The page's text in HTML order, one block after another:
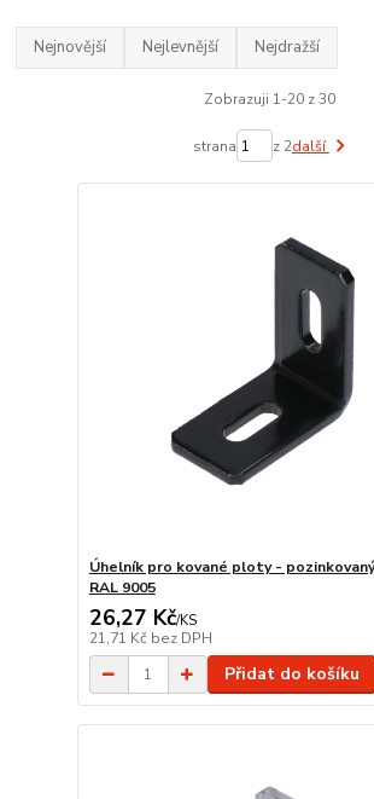
Nejnovější Nejlevnější Nejdražší
Zobrazuji 1-20 z 30
strana z 2další
Úhelník pro kované ploty -
RAL 9005
26,27 Kč/KS
21,71 Kč bez DPH
Přidat do košíku